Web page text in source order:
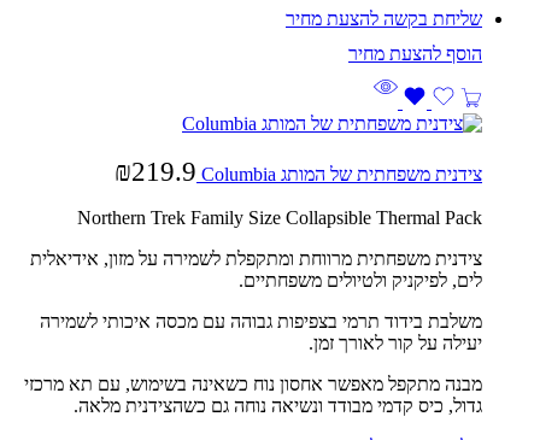
שליחת בקשה להצעת מחיר
צידנית משפחתית של המותג Columbia ₪219.9
Northern Trek Family Size Collapsible Thermal Pack
צידנית משפחתית מרווחת ומתקפלת לשמירה על מזון, אידיאלית
לים, לפיקניק ולטיולים משפחתיים.
משלבת בידוד תרמי בצפיפות גבוהה עם מכסה איכותי לשמירה
יעילה על קור לאורך זמן.
מבנה מתקפל מאפשר אחסון נוח כשאינה בשימוש, עם תא מרכזי
גדול, כיס קדמי מבודד ונשיאה נוחה גם כשהצידנית מלאה.